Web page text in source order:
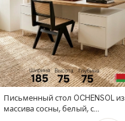
Письменный стол OCHENSOL из
массива сосны, белый, с